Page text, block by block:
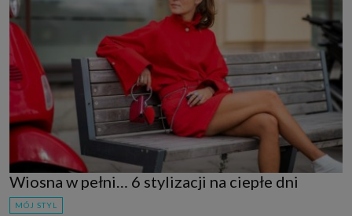
Wiosna w pełni… 6 stylizacji na ciepłe dni
MÓJ STYL